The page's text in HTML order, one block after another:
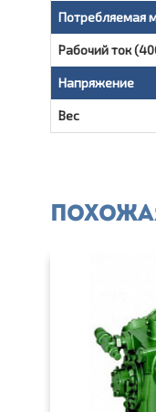
Потребляемая
Рабочий ток
Напряжение
Вес